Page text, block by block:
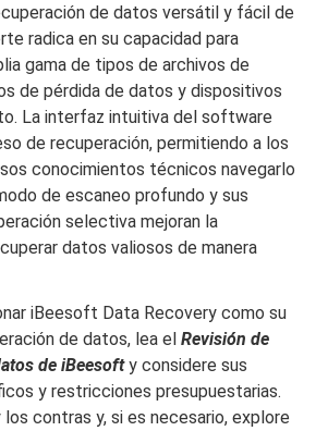
de datos versátil y fácil de
radica en su capacidad para
gama de tipos de archivos de
de pérdida de datos y dispositivos
La interfaz intuitiva del software
de recuperación, permitiendo a los
conocimientos técnicos navegarlo
de escaneo profundo y sus
selectiva mejoran la
datos valiosos de manera
iBeesoft Data Recovery como su
de datos, lea elRevisión de
de iBeesofty considere sus
y restricciones presupuestarias.
contras y, si es necesario, explore